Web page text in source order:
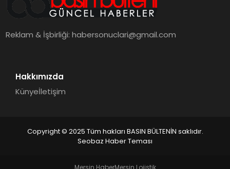
Reklam & İşbirliği:habersonuclari@gmail.com
Hakkımızda
Künyeİletişim
Copyright © 2025 Tüm hakları BASIN BÜLTENİN saklıdır.
Seobaz Haber Teması